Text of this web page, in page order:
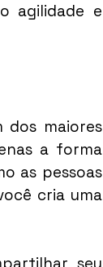
agilidade e
dos maiores
a forma
as pessoas
cria uma